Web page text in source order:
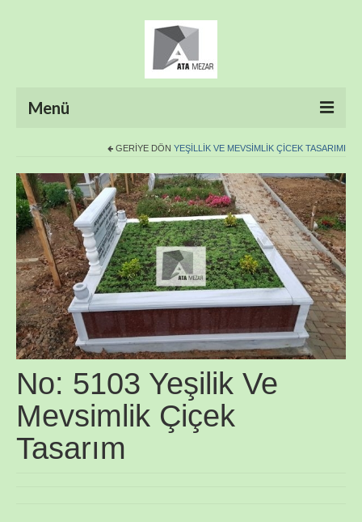
Menü
HAKKIMIZDA
ÜRÜNLER
HİZMETLERİMİZ
FOTO GALERİ
İLETİŞİM
GERIYE DÖN YEŞILLIK VE MEVSIMLIK ÇICEK TASARIMI
No: 5103 Yeşilik Ve
Mevsimlik Çiçek
Tasarım